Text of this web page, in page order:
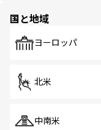
で、ホー
国と地域
ヨーロッパ
北米
中南米